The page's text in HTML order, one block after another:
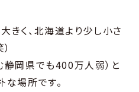
きく、北海道より少し小さ
岡県でも400万人弱）と
な場所です。